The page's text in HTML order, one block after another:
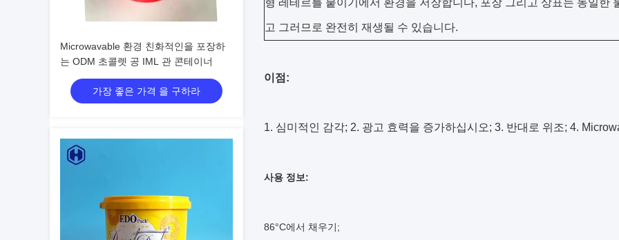
Microwavable 환경 친화적인을 포장하
는 ODM 초콜렛 공 IML 관 콘테이너
가장 좋은 가격 을 구하라
형 레테르를 붙이기에서 환경을 저장합니다, 포장 그리고 상표는 동일한
고 그러므로 완전히 재생될 수 있습니다.
이점:
1. 심미적인 감각; 2. 광고 효력을 증가하십시오; 3. 반대로 위조; 4.
사용 정보:
86°C에서 채우기;